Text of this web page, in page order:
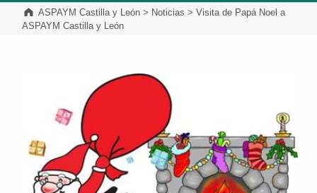
ASPAYM Castilla y León> Noticias > Visita de Papá Noel a
ASPAYM Castilla y León